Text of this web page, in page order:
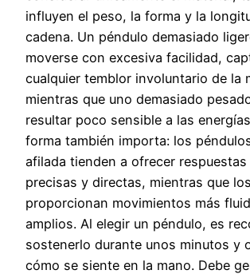
influyen el peso, la forma y la
cadena. Un péndulo demasiado
moverse con excesiva facilidad,
cualquier temblor involuntario de la
mientras que uno demasiado
resultar poco sensible a las
forma también importa: los
afilada tienden a ofrecer respuestas
precisas y directas, mientras que
proporcionan movimientos más
amplios. Al elegir un péndulo, es
sostenerlo durante unos minutos y
cómo se siente en la mano. Debe